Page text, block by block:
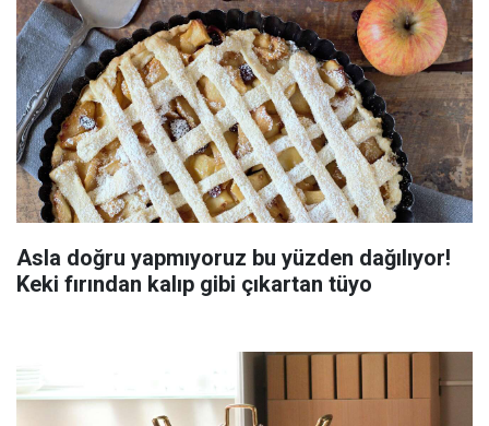
Asla doğru yapmıyoruz bu yüzden dağılıyor!
Keki fırından kalıp gibi çıkartan tüyo